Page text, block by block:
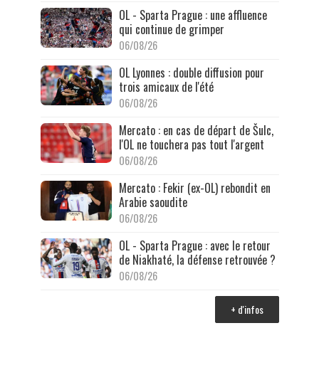
OL - Sparta Prague : une affluence
qui continue de grimper
06/08/26
OL Lyonnes : double diffusion pour
trois amicaux de l'été
06/08/26
Mercato : en cas de départ de Šulc,
l'OL ne touchera pas tout l'argent
06/08/26
Mercato : Fekir (ex-OL) rebondit en
Arabie saoudite
06/08/26
OL - Sparta Prague : avec le retour
de Niakhaté, la défense retrouvée ?
06/08/26
+ d'infos